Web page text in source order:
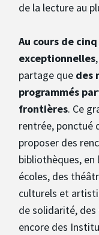
de la lecture au
Au cours de
exceptionnelles
partage que des
programmés
frontières. Ce
rentrée, ponctué
proposer des
bibliothèques, en
écoles, des
culturels et
de solidarité,
encore des